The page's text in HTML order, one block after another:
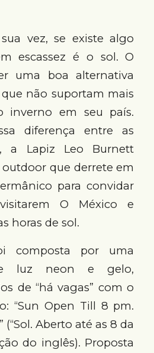
vez, se existe algo
escassez é o sol. O
uma boa alternativa
não suportam mais
inverno em seu país.
diferença entre as
a Lapiz Leo Burnett
que derrete em
para convidar
O México e
horas de sol.
composta por uma
luz neon e gelo,
de “há vagas” com o
“Sun Open Till 8 pm.
(“Sol. Aberto até as 8 da
do inglês). Proposta